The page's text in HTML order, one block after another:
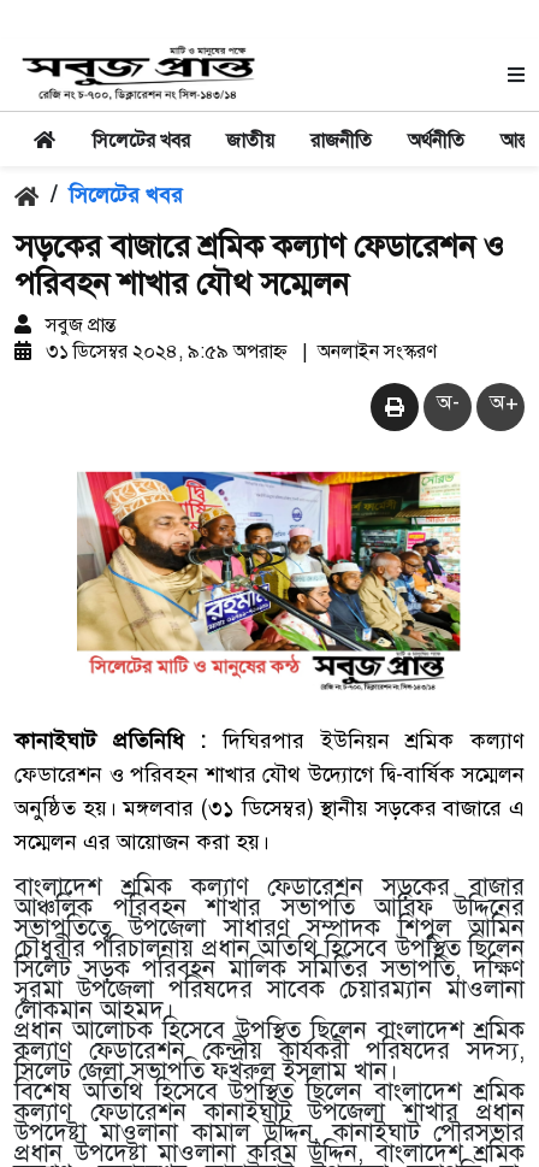
সিলেটের খবর জাতীয় রাজনীতি অর্থনীতি
/ সিলেটের খবর
সড়কের বাজারে শ্রমিক কল্যাণ ফেডারেশন ও
পরিবহন শাখার যৌথ সম্মেলন
সবুজ প্রান্ত
৩১ ডিসেম্বর ২০২৪, ৯:৫৯ অপরাহ্ন
অনলাইন সংস্করণ
অ- অ+
কানাইঘাট প্রতিনিধি : দিঘিরপার ইউনিয়ন শ্রমিক কল্যাণ
ফেডারেশন ও পরিবহন শাখার যৌথ উদ্যোগে দ্বি-বার্ষিক সম্মেলন
অনুষ্ঠিত হয়। মঙ্গলবার (৩১ ডিসেম্বর) স্থানীয় সড়কের বাজারে এ
সম্মেলন এর আয়োজন করা হয়।
বাংলাদেশ শ্রমিক কল্যাণ ফেডারেশন সড়কের বাজার
আঞ্চলিক পরিবহন শাখার সভাপতি আরিফ উদ্দিনের
সভাপতিত্বে উপজেলা সাধারণ সম্পাদক শিপুল আমিন
চৌধুরীর পরিচালনায় প্রধান অতিথি হিসেবে উপস্থিত ছিলেন
সিলেট সড়ক পরিবহন মালিক সমিতির সভাপতি, দক্ষিণ
সুরমা উপজেলা পরিষদের সাবেক চেয়ারম্যান মাওলানা
লোকমান আহমদ।
প্রধান আলোচক হিসেবে উপস্থিত ছিলেন বাংলাদেশ শ্রমিক
কল্যাণ ফেডারেশন কেন্দ্রীয় কার্যকরী পরিষদের সদস্য,
সিলেট জেলা সভাপতি ফখরুল ইসলাম খান।
বিশেষ অতিথি হিসেবে উপস্থিত ছিলেন বাংলাদেশ শ্রমিক
কল্যাণ ফেডারেশন কানাইঘাট উপজেলা শাখার প্রধান
উপদেষ্টা মাওলানা কামাল উদ্দিন, কানাইঘাট পৌরসভার
প্রধান উপদেষ্টা মাওলানা করিম উদ্দিন, বাংলাদেশ শ্রমিক